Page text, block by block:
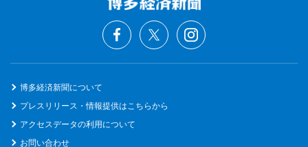
博多経済新聞について
プレスリリース・情報提供はこちらから
アクセスデータの利用について
お問い合わせ